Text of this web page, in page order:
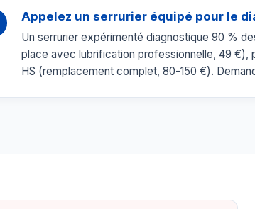
Appelez un serrurier équipé pour le
Un serrurier expérimenté diagnostique 90 %
place avec lubrification professionnelle, 49
HS (remplacement complet, 80-150 €).